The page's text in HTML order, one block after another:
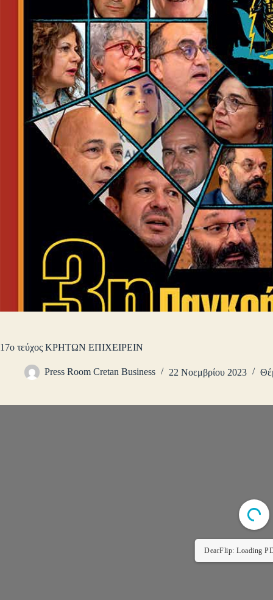
17ο τεύχος ΚΡΗΤΩΝ ΕΠΙΧΕΙΡΕΙΝ
Press Room Cretan Business 22 Νοεμβρίου 2023